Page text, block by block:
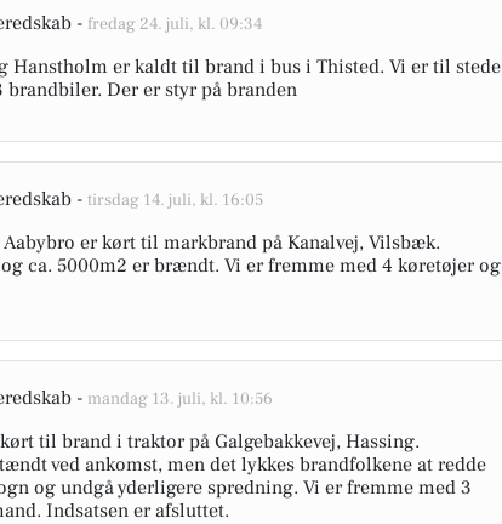
- fredag 24. juli, kl. 09:34
Hanstholm er kaldt til brand i bus i Thisted. Vi er til stede
brandbiler. Der er styr på branden
- tirsdag 14. juli, kl. 16:05
er kørt til markbrand på Kanalvej, Vilsbæk.
ca. 5000m2 er brændt. Vi er fremme med 4 køretøjer og
- mandag 13. juli, kl. 10:56
til brand i traktor på Galgebakkevej, Hassing.
ved ankomst, men det lykkes brandfolkene at redde
og undgå yderligere spredning. Vi er fremme med 3
Indsatsen er afsluttet.